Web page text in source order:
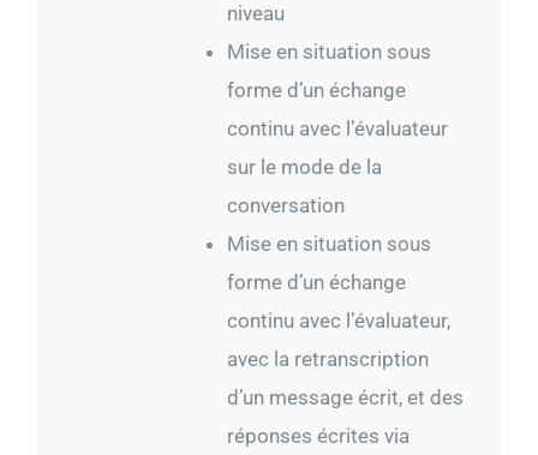
niveau
Mise en situation sous
forme d’un échange
continu avec l’évaluateur
sur le mode de la
conversation
Mise en situation sous
forme d’un échange
continu avec l’évaluateur,
avec la retranscription
d’un message écrit, et des
réponses écrites via